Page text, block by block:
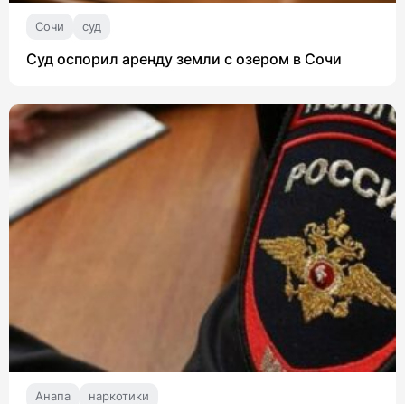
Сочи суд
Суд оспорил аренду земли с озером в Сочи
Анапа наркотики